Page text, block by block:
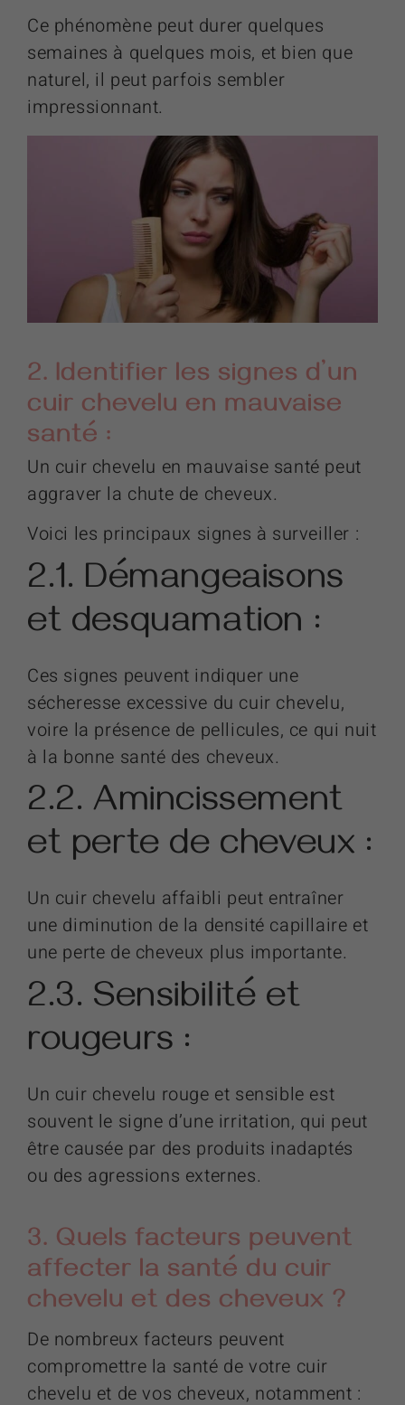
Ce phénomène peut durer quelques
semaines à quelques mois, et bien que
naturel, il peut parfois sembler
impressionnant.
2. Identifier les signes d’un
cuir chevelu en mauvaise
santé :
Un cuir chevelu en mauvaise santé peut
aggraver la chute de cheveux.
Voici les principaux signes à surveiller :
2.1. Démangeaisons
et desquamation :
Ces signes peuvent indiquer une
sécheresse excessive du cuir chevelu,
voire la présence de pellicules, ce qui nuit
à la bonne santé des cheveux.
2.2. Amincissement
et perte de cheveux :
Un cuir chevelu affaibli peut entraîner
une diminution de la densité capillaire et
une perte de cheveux plus importante.
2.3. Sensibilité et
rougeurs :
Un cuir chevelu rouge et sensible est
souvent le signe d’une irritation, qui peut
être causée par des produits inadaptés
ou des agressions externes.
3. Quels facteurs peuvent
affecter la santé du cuir
chevelu et des cheveux ?
De nombreux facteurs peuvent
compromettre la santé de votre cuir
chevelu et de vos cheveux, notamment :